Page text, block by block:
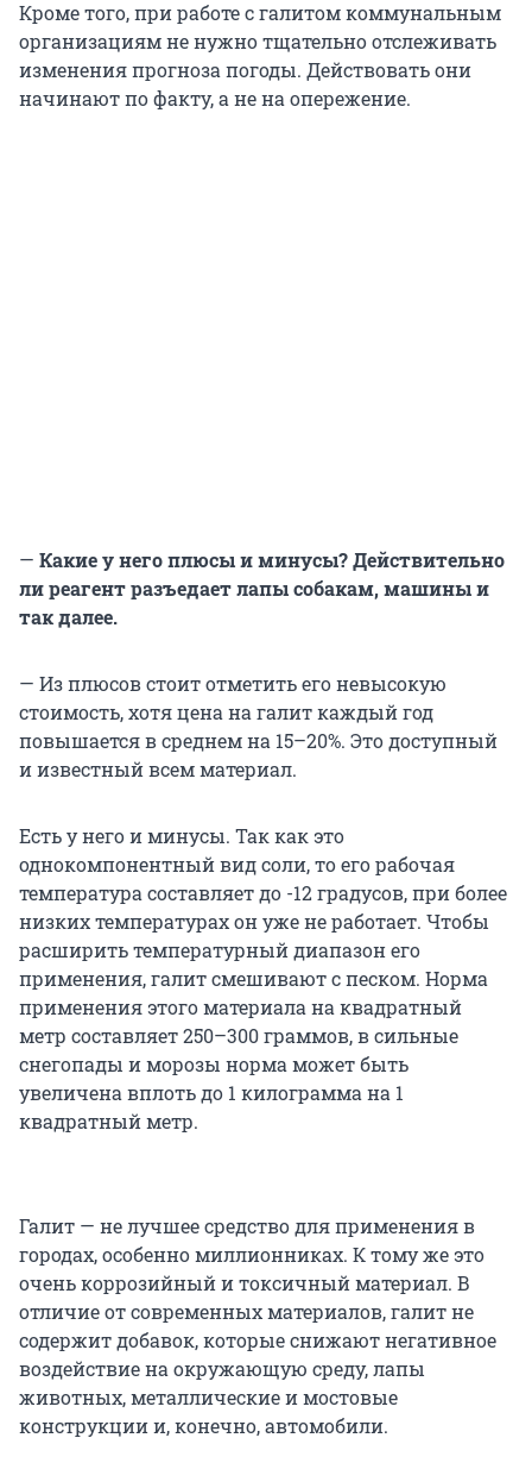
Кроме того, при работе с галитом коммунальным
организациям не нужно тщательно отслеживать
изменения прогноза погоды. Действовать они
начинают по факту, а не на опережение.
— Какие у него плюсы и минусы? Действительно
ли реагент разъедает лапы собакам, машины и
так далее.
— Из плюсов стоит отметить его невысокую
стоимость, хотя цена на галит каждый год
повышается в среднем на 15–20%. Это доступный
и известный всем материал.
Есть у него и минусы. Так как это
однокомпонентный вид соли, то его рабочая
температура составляет до -12 градусов, при более
низких температурах он уже не работает. Чтобы
расширить температурный диапазон его
применения, галит смешивают с песком. Норма
применения этого материала на квадратный
метр составляет 250–300 граммов, в сильные
снегопады и морозы норма может быть
увеличена вплоть до 1 килограмма на 1
квадратный метр.
Галит — не лучшее средство для применения в
городах, особенно миллионниках. К тому же это
очень коррозийный и токсичный материал. В
отличие от современных материалов, галит не
содержит добавок, которые снижают негативное
воздействие на окружающую среду, лапы
животных, металлические и мостовые
конструкции и, конечно, автомобили.